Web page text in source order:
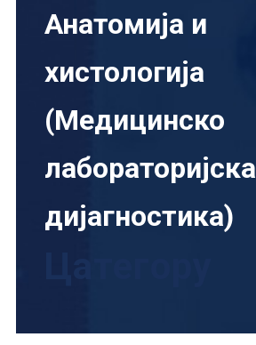
Анатомија и
хистологија
(Медицинско
лабораторијска
дијагностика)